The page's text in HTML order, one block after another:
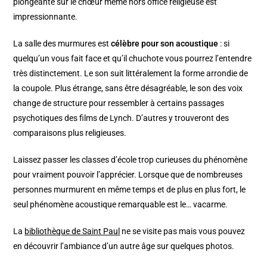
impressionnante.
La salle des murmures estcélèbre pour son acoustique : si
quelqu’un vous fait face et qu’il chuchote vous pourrez l’entendre
très distinctement. Le son suit littéralement la forme arrondie de
la coupole. Plus étrange, sans être désagréable, le son des voix
change de structure pour ressembler à certains passages
psychotiques des films de Lynch. D’autres y trouveront des
comparaisons plus religieuses.
Laissez passer les classes d’école trop curieuses du phénomène
pour vraiment pouvoir l’apprécier. Lorsque que de nombreuses
personnes murmurent en même temps et de plus en plus fort, le
seul phénomène acoustique remarquable est le… vacarme.
La bibliothèque de Saint Paul ne se visite pas mais vous pouvez
en découvrir l’ambiance d’un autre âge sur quelques photos.